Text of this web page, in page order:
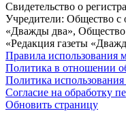
Свидетельство о
Учредители: Общество с
«Дважды два», Общество
«Редакция газеты
Правила использования
Политика в отношении
Политика
Согласие на обработку
Обновить страницу